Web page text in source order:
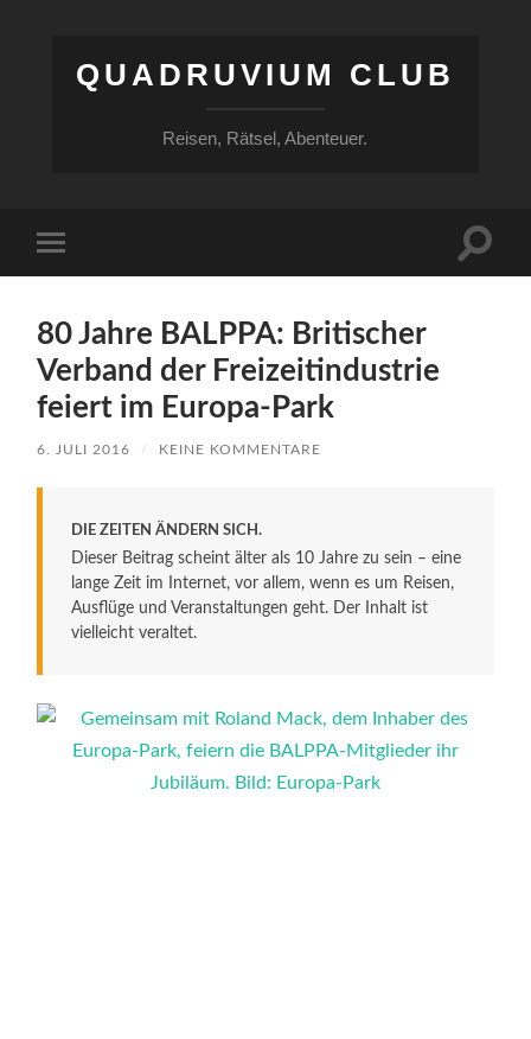
QUADRUVIUM CLUB
Reisen, Rätsel, Abenteuer.
Menü
80 Jahre BALPPA: Britischer
Verband der Freizeitindustrie
feiert im Europa-Park
6. JULI 2016 / KEINE KOMMENTARE
DIE ZEITEN ÄNDERN SICH.
Dieser Beitrag scheint älter als 10 Jahre zu sein – eine
lange Zeit im Internet, vor allem, wenn es um Reisen,
Ausflüge und Veranstaltungen geht. Der Inhalt ist
vielleicht veraltet.